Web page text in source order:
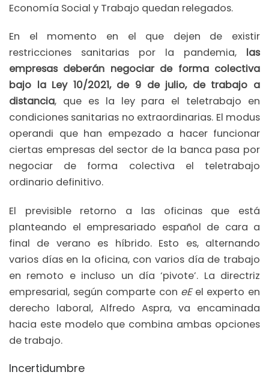
Economía Social y Trabajo quedan relegados.
En el momento en el que dejen de existir
restricciones sanitarias por la pandemia, las
empresas deberán negociar de forma colectiva
bajo la Ley 10/2021, de 9 de julio, de trabajo a
distancia, que es la ley para el teletrabajo en
condiciones sanitarias no extraordinarias. El modus
operandi que han empezado a hacer funcionar
ciertas empresas del sector de la banca pasa por
negociar de forma colectiva el teletrabajo
ordinario definitivo.
El previsible retorno a las oficinas que está
planteando el empresariado español de cara a
final de verano es híbrido. Esto es, alternando
varios días en la oficina, con varios día de trabajo
en remoto e incluso un día ‘pivote’. La directriz
empresarial, según comparte con eE el experto en
derecho laboral, Alfredo Aspra, va encaminada
hacia este modelo que combina ambas opciones
de trabajo.
Incertidumbre